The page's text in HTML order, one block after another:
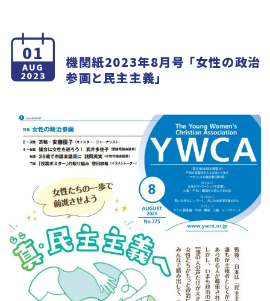
01
AUG
2023
機関紙2023年8月号 「女性の政治
参画と民主主義」